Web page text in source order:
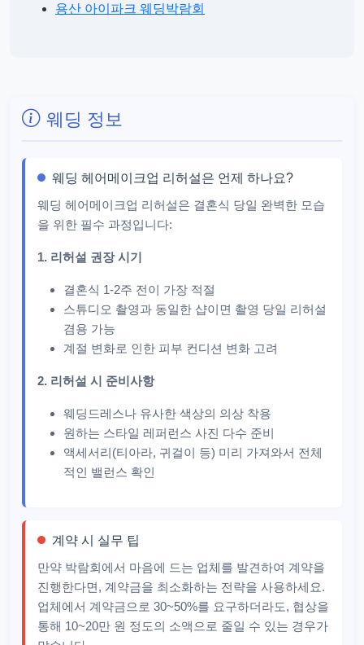
용산 아이파크 웨딩박람회
웨딩 정보
웨딩 헤어메이크업 리허설은 언제 하나요?
웨딩 헤어메이크업 리허설은 결혼식 당일 완벽한 모습
을 위한 필수 과정입니다:
1. 리허설 권장 시기
결혼식 1-2주 전이 가장 적절
스튜디오 촬영과 동일한 샵이면 촬영 당일 리허설
겸용 가능
계절 변화로 인한 피부 컨디션 변화 고려
2. 리허설 시 준비사항
웨딩드레스나 유사한 색상의 의상 착용
원하는 스타일 레퍼런스 사진 다수 준비
액세서리(티아라, 귀걸이 등) 미리 가져와서 전체
적인 밸런스 확인
계약 시 실무 팁
만약 박람회에서 마음에 드는 업체를 발견하여 계약을
진행한다면, 계약금을 최소화하는 전략을 사용하세요.
업체에서 계약금으로 30~50%를 요구하더라도, 협상을
통해 10~20만 원 정도의 소액으로 줄일 수 있는 경우가